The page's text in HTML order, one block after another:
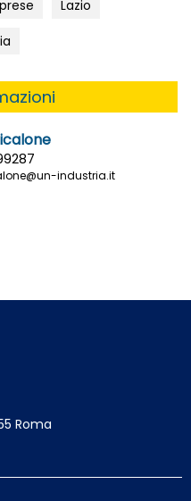
Lazio
industria.it
Roma